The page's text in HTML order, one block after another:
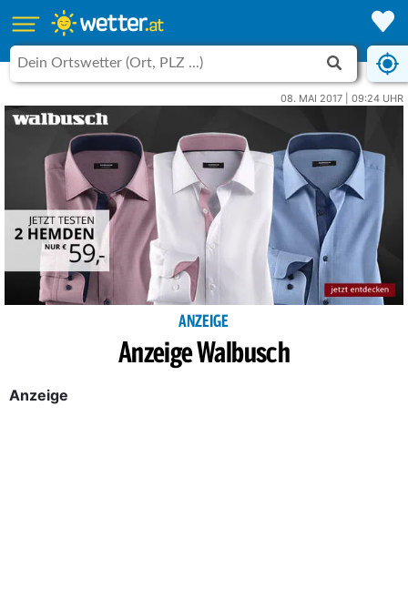
08. MAI 2017 | 09:24 UHR
ANZEIGE
Anzeige Walbusch
Anzeige